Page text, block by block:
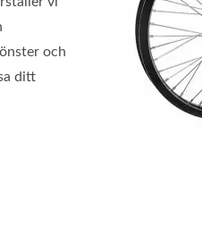
och
ditt